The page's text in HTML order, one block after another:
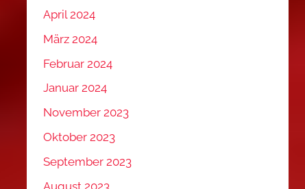
April 2024
März 2024
Februar 2024
Januar 2024
November 2023
Oktober 2023
September 2023
August 2023